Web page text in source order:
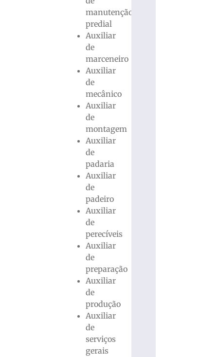
manutenção
predial
Auxiliar
de
marceneiro
Auxiliar
de
mecânico
Auxiliar
de
montagem
Auxiliar
de
padaria
Auxiliar
de
padeiro
Auxiliar
de
perecíveis
Auxiliar
de
preparação
Auxiliar
de
produção
Auxiliar
de
serviços
gerais